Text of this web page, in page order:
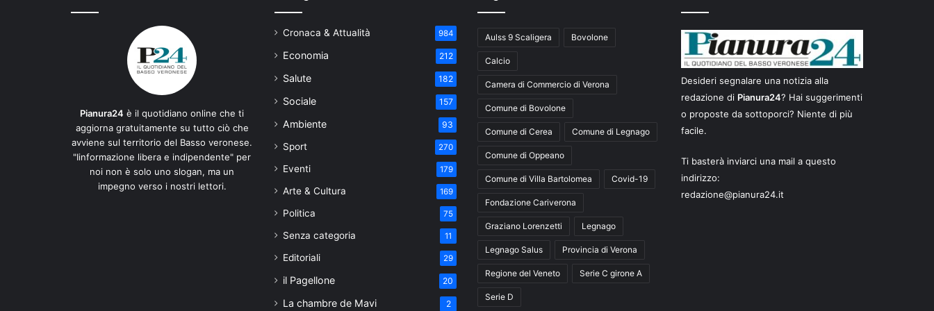
Pianura24 è il quotidiano online che ti
aggiorna gratuitamente su tutto ciò che
avviene sul territorio del Basso veronese.
"Iinformazione libera e indipendente" per
noi non è solo uno slogan, ma un
impegno verso i nostri lettori.
Cronaca & Attualità 984
Economia 212
Salute 182
Sociale 157
Ambiente 93
Sport 270
Eventi 179
Arte & Cultura 169
Politica 75
Senza categoria 11
Editoriali 29
il Pagellone 20
La chambre de Mavi 2
Aulss 9 Scaligera Bovolone
Calcio
Camera di Commercio di Verona
Comune di Bovolone
Comune di Cerea Comune di Legnago
Comune di Oppeano
Comune di Villa Bartolomea Covid-19
Fondazione Cariverona
Graziano Lorenzetti Legnago
Legnago Salus Provincia di Verona
Regione del Veneto Serie C girone A
Serie D
Desideri segnalare una notizia alla
redazione di Pianura24? Hai suggerimenti
o proposte da sottoporci? Niente di più
facile.
Ti basterà inviarci una mail a questo
indirizzo:
redazione@pianura24.it